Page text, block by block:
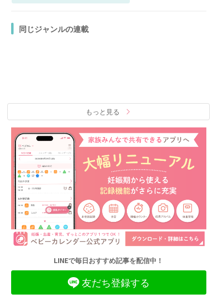
同じジャンルの連載
もっと見る
LINEで毎日おすすめ記事を配信中！
友だち登録する